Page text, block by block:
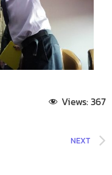
Views:367
NEXT